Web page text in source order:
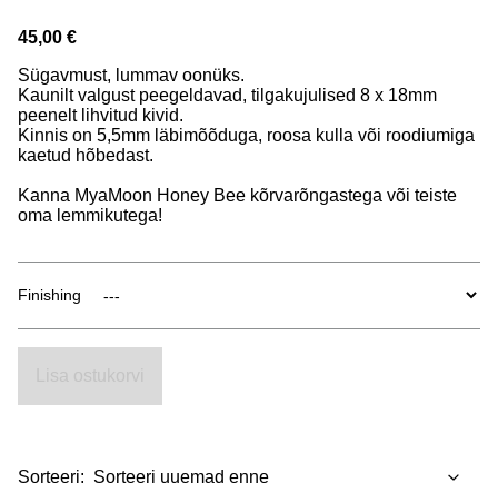
45,00 €
Sügavmust, lummav oonüks.
Kaunilt valgust peegeldavad, tilgakujulised 8 x 18mm
peenelt lihvitud kivid.
Kinnis on 5,5mm läbimõõduga, roosa kulla või roodiumiga
kaetud hõbedast.
Kanna MyaMoon Honey Bee kõrvarõngastega või teiste
oma lemmikutega!
Finishing
Sorteeri: